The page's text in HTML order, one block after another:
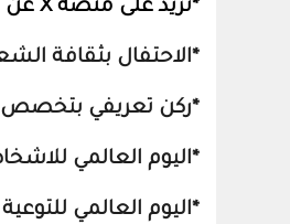
*ثريد على منصة X عن اليوم العالمي للزهايمر .
*الاحتفال بثقافة
*ركن تعريفي
*اليوم العالمي
*اليوم العالمي